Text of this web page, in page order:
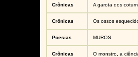
Crônicas A garota dos
Crônicas Os ossos
Poesias MUROS
Crônicas O monstro, a